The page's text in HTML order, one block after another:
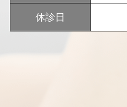
休診日